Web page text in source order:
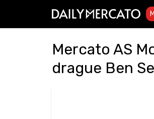
Mercato AS
drague Ben